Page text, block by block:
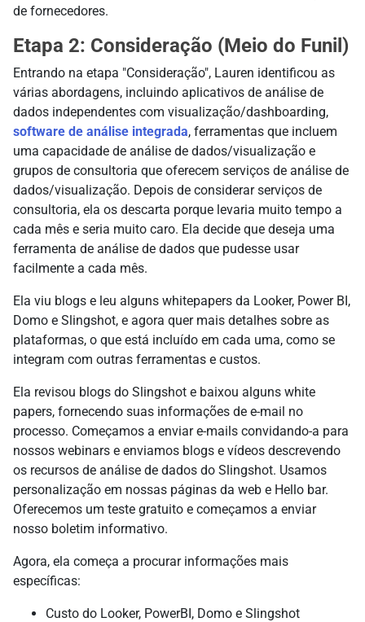
de fornecedores.
Etapa 2: Consideração (Meio do Funil)
Entrando na etapa "Consideração", Lauren identificou as
várias abordagens, incluindo aplicativos de análise de
dados independentes com visualização/dashboarding,
software de análise integrada, ferramentas que incluem
uma capacidade de análise de dados/visualização e
grupos de consultoria que oferecem serviços de análise de
dados/visualização. Depois de considerar serviços de
consultoria, ela os descarta porque levaria muito tempo a
cada mês e seria muito caro. Ela decide que deseja uma
ferramenta de análise de dados que pudesse usar
facilmente a cada mês.
Ela viu blogs e leu alguns whitepapers da Looker, Power BI,
Domo e Slingshot, e agora quer mais detalhes sobre as
plataformas, o que está incluído em cada uma, como se
integram com outras ferramentas e custos.
Ela revisou blogs do Slingshot e baixou alguns white
papers, fornecendo suas informações de e-mail no
processo. Começamos a enviar e-mails convidando-a para
nossos webinars e enviamos blogs e vídeos descrevendo
os recursos de análise de dados do Slingshot. Usamos
personalização em nossas páginas da web e Hello bar.
Oferecemos um teste gratuito e começamos a enviar
nosso boletim informativo.
Agora, ela começa a procurar informações mais
específicas:
Custo do Looker, PowerBI, Domo e Slingshot